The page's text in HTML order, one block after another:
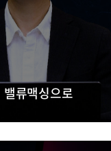
류맥싱으로